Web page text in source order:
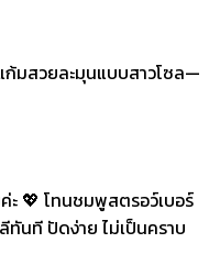
ก้มสวยละมุนแบบสาวโซล—
ะ 💖 โทนชมพูสตรอว์เบอร์
ทันที ปัดง่าย ไม่เป็นคราบ